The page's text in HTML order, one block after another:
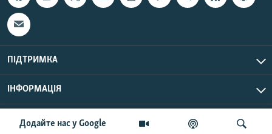
Додайте нас у Google
ПІДТРИМКА
ІНФОРМАЦІЯ
© Радіо Свобода, 2026 | Усі права застережено.
UTC+3